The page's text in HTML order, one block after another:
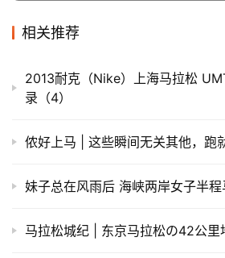
相关推荐
2013耐克（Nike）上海马拉松
录（4）
侬好上马 | 这些瞬间无关其他，跑
妹子总在风雨后 海峡两岸女子半
马拉松城纪 | 东京马拉松の42公里